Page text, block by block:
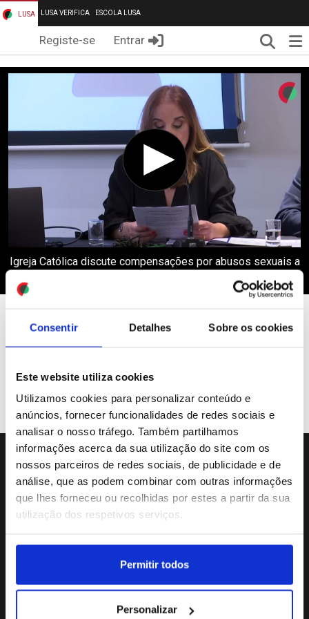
Consentir Detalhes Sobre os cookies
Este website utiliza cookies
Utilizamos cookies para personalizar conteúdo e
anúncios, fornecer funcionalidades de redes sociais e
analisar o nosso tráfego. Também partilhamos
informações acerca da sua utilização do site com os
nossos parceiros de redes sociais, de publicidade e de
análise, que as podem combinar com outras informações
que lhes forneceu ou recolhidas por estes a partir da sua
utilização dos respetivos serviços.
Permitir todos
Personalizar
LUSA LUSA VERIFICA ESCOLA LUSA
Registe-se Entrar
Igreja Católica discute compensações por abusos sexuais a
Galeria de Vídeos
Sede da Agência
Rua Dr.João Couto Lote C
(+351) 217116500
Social